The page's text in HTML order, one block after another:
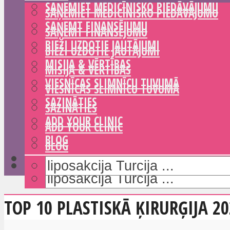
SAŅEMIET MEDICĪNISKO PIEDĀVĀJUMU
SAŅEMT FINANSĒJUMU
BIEŽI UZDOTIE JAUTĀJUMI
MISIJA & VĒRTĪBAS
VIESNĪCAS SLIMNĪCU TUVUMĀ
SAZINĀTIES
ADD YOUR CLINIC
BLOG
SAŅEMIET MEDICĪNISKO PIEDĀVĀJUMU
SAŅEMT FINANSĒJUMU
BIEŽI UZDOTIE JAUTĀJUMI
MISIJA & VĒRTĪBAS
VIESNĪCAS SLIMNĪCU TUVUMĀ
SAZINĀTIES
ADD YOUR CLINIC
BLOG
TOP 10 PLASTISKĀ ĶIRURĢIJA